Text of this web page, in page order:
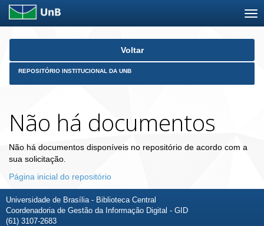
Skip
Voltar
REPOSITÓRIO INSTITUCIONAL DA UNB
Não há documentos
Não há documentos disponíveis no repositório de acordo com a
sua solicitação.
Página inicial do repositório
Universidade de Brasília - Biblioteca Central
Coordenadoria de Gestão da Informação Digital - GID
(61) 3107-2683